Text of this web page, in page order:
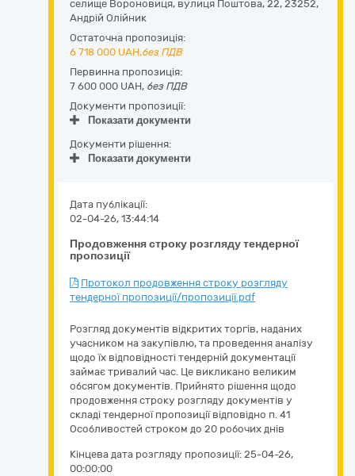
селище Вороновиця, вулиця Поштова, 22, 23252,
Андрій Олійник
Остаточна пропозиція:
6 718 000 UAH,без ПДВ
Первинна пропозиція:
7 600 000 UAH, без ПДВ
Документи пропозиції:
Показати документи
Документи рішення:
Показати документи
Продовження строку розгляду тендерної
пропозиції
Дата публікації:
02-04-26, 13:44:14
Протокол продовження строку розгляду
тендерної пропозиції/пропозиції.pdf
Розгляд документів відкритих торгів, наданих
учасником на закупівлю, та проведення аналізу
щодо їх відповідності тендерній документації
займає тривалий час. Це викликано великим
обсягом документів. Прийнято рішення щодо
продовження строку розгляду документів у
складі тендерної пропозиції відповідно п. 41
Особливостей строком до 20 робочих днів
Кінцева дата розгляду пропозиції: 25-04-26,
00:00:00